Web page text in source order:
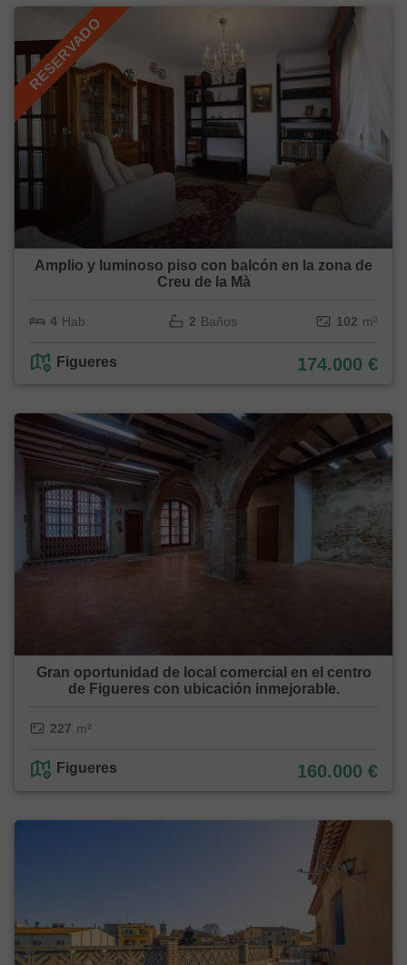
RESERVADO
Amplio y luminoso piso con balcón en la zona de
Creu de la Mà
4 Hab. 2 Baños 102 m²
Figueres 174.000 €
Gran oportunidad de local comercial en el centro
de Figueres con ubicación inmejorable.
227 m²
Figueres 160.000 €